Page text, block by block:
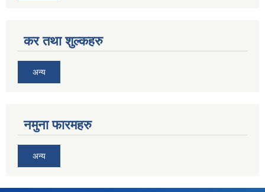
कर तथा शुल्कहरु
अन्य
नमुना फारमहरु
अन्य